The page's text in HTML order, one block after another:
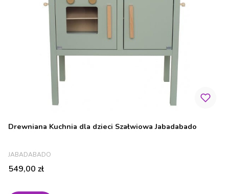
Drewniana Kuchnia dla dzieci Szałwiowa Jabadabado
PRODUCENT
JABADABADO
Cena
549,00 zł